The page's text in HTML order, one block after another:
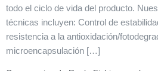
todo el ciclo de vida del producto.
técnicas incluyen: Control de
resistencia a la antioxidación/
microencapsulación […]